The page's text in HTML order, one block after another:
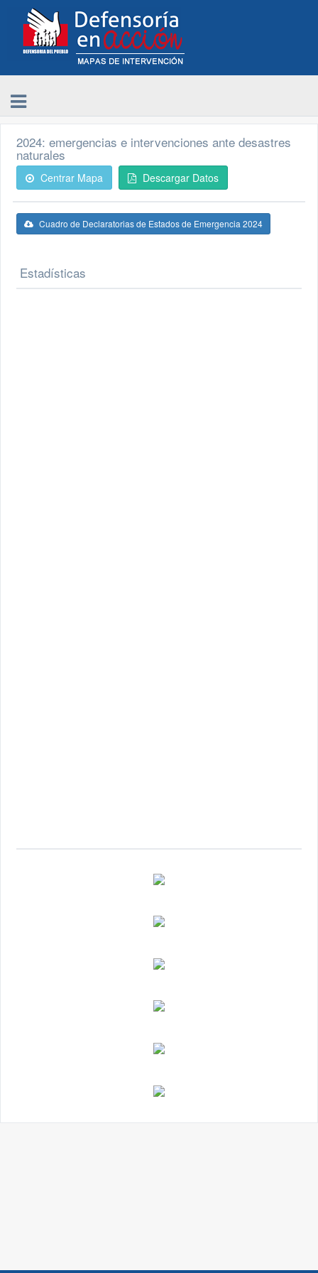
2024: emergencias e intervenciones ante desastres
naturales
Centrar Mapa Descargar Datos
Cuadro de Declaratorias de Estados de Emergencia 2024
Estadísticas